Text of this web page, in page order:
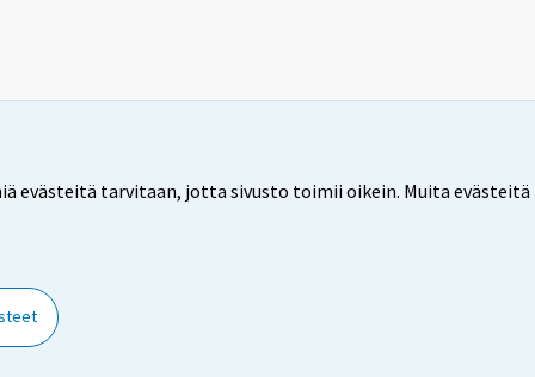
evästeitä tarvitaan, jotta sivusto toimii oikein. Muita evästeitä